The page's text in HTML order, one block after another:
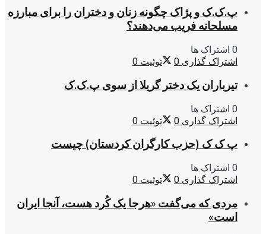
پ.ک.ک و پژاک چگونه زنان و دختران را برای مبارزه
مسلحانه فریب می‌دهند؟
0 اشتراک ها
اشتراک گذاری 0 توئیت 0
تیرباران یک دختر گریلا از سوی پ.ک.ک
0 اشتراک ها
اشتراک گذاری 0 توئیت 0
پ ک ک (حزب کارگران کردستان) چیست
0 اشتراک ها
اشتراک گذاری 0 توئیت 0
مردی که می‌گفت «هرجا یک کُرد هست، آنجا ایران
است»